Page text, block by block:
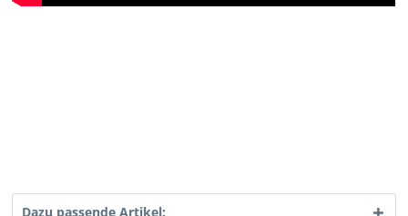
Dazu passende Artikel: